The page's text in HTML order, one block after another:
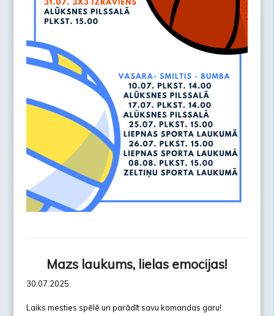
Mazs laukums, lielas emocijas!
30.07.2025.
Laiks mesties spēlē un parādīt savu komandas garu!